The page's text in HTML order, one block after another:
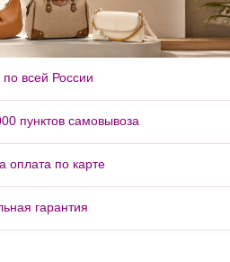
по всей России
пунктов самовывоза
оплата по карте
гарантия